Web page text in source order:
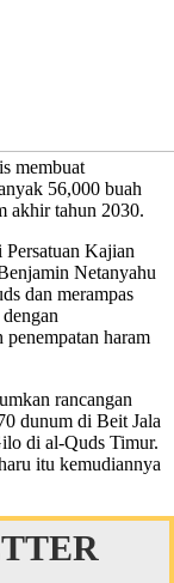
membuat
56,000 buah
akhir tahun 2030.
Persatuan Kajian
Netanyahu
dan merampas
haram
rancangan
dunum di Beit Jala
di al-Quds Timur.
itu kemudiannya